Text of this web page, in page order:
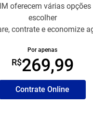
oferecem várias
escolher
contrate e economize
Por apenas
R$269,99
Contrate Online